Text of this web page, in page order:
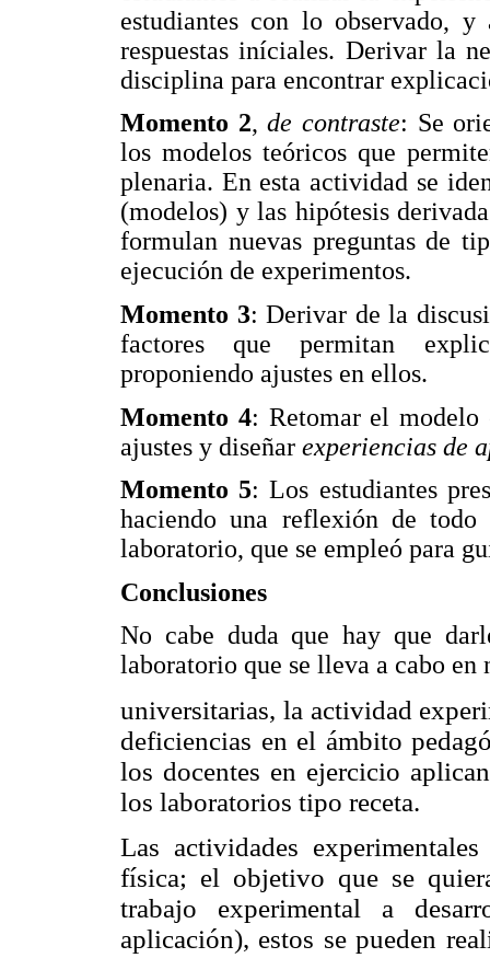
estudiantes con lo observado, y
respuestas iníciales. Derivar la
disciplina para encontrar
Momento 2,de contraste: Se
los modelos teóricos que
plenaria. En esta actividad se
(modelos) y las hipótesis
formulan nuevas preguntas de
ejecución de experimentos.
Momento 3: Derivar de la
factores que permitan
proponiendo ajustes en ellos.
Momento 4: Retomar el modelo
ajustes y diseñar experiencias de
Momento 5: Los estudiantes
haciendo una reflexión de
laboratorio, que se empleó para
Conclusiones
No cabe duda que hay que
laboratorio que se lleva a cabo en
universitarias, la actividad
deficiencias en el ámbito
los docentes en ejercicio
los laboratorios tipo receta.
Las actividades
física; el objetivo que se
trabajo experimental a
aplicación), estos se pueden